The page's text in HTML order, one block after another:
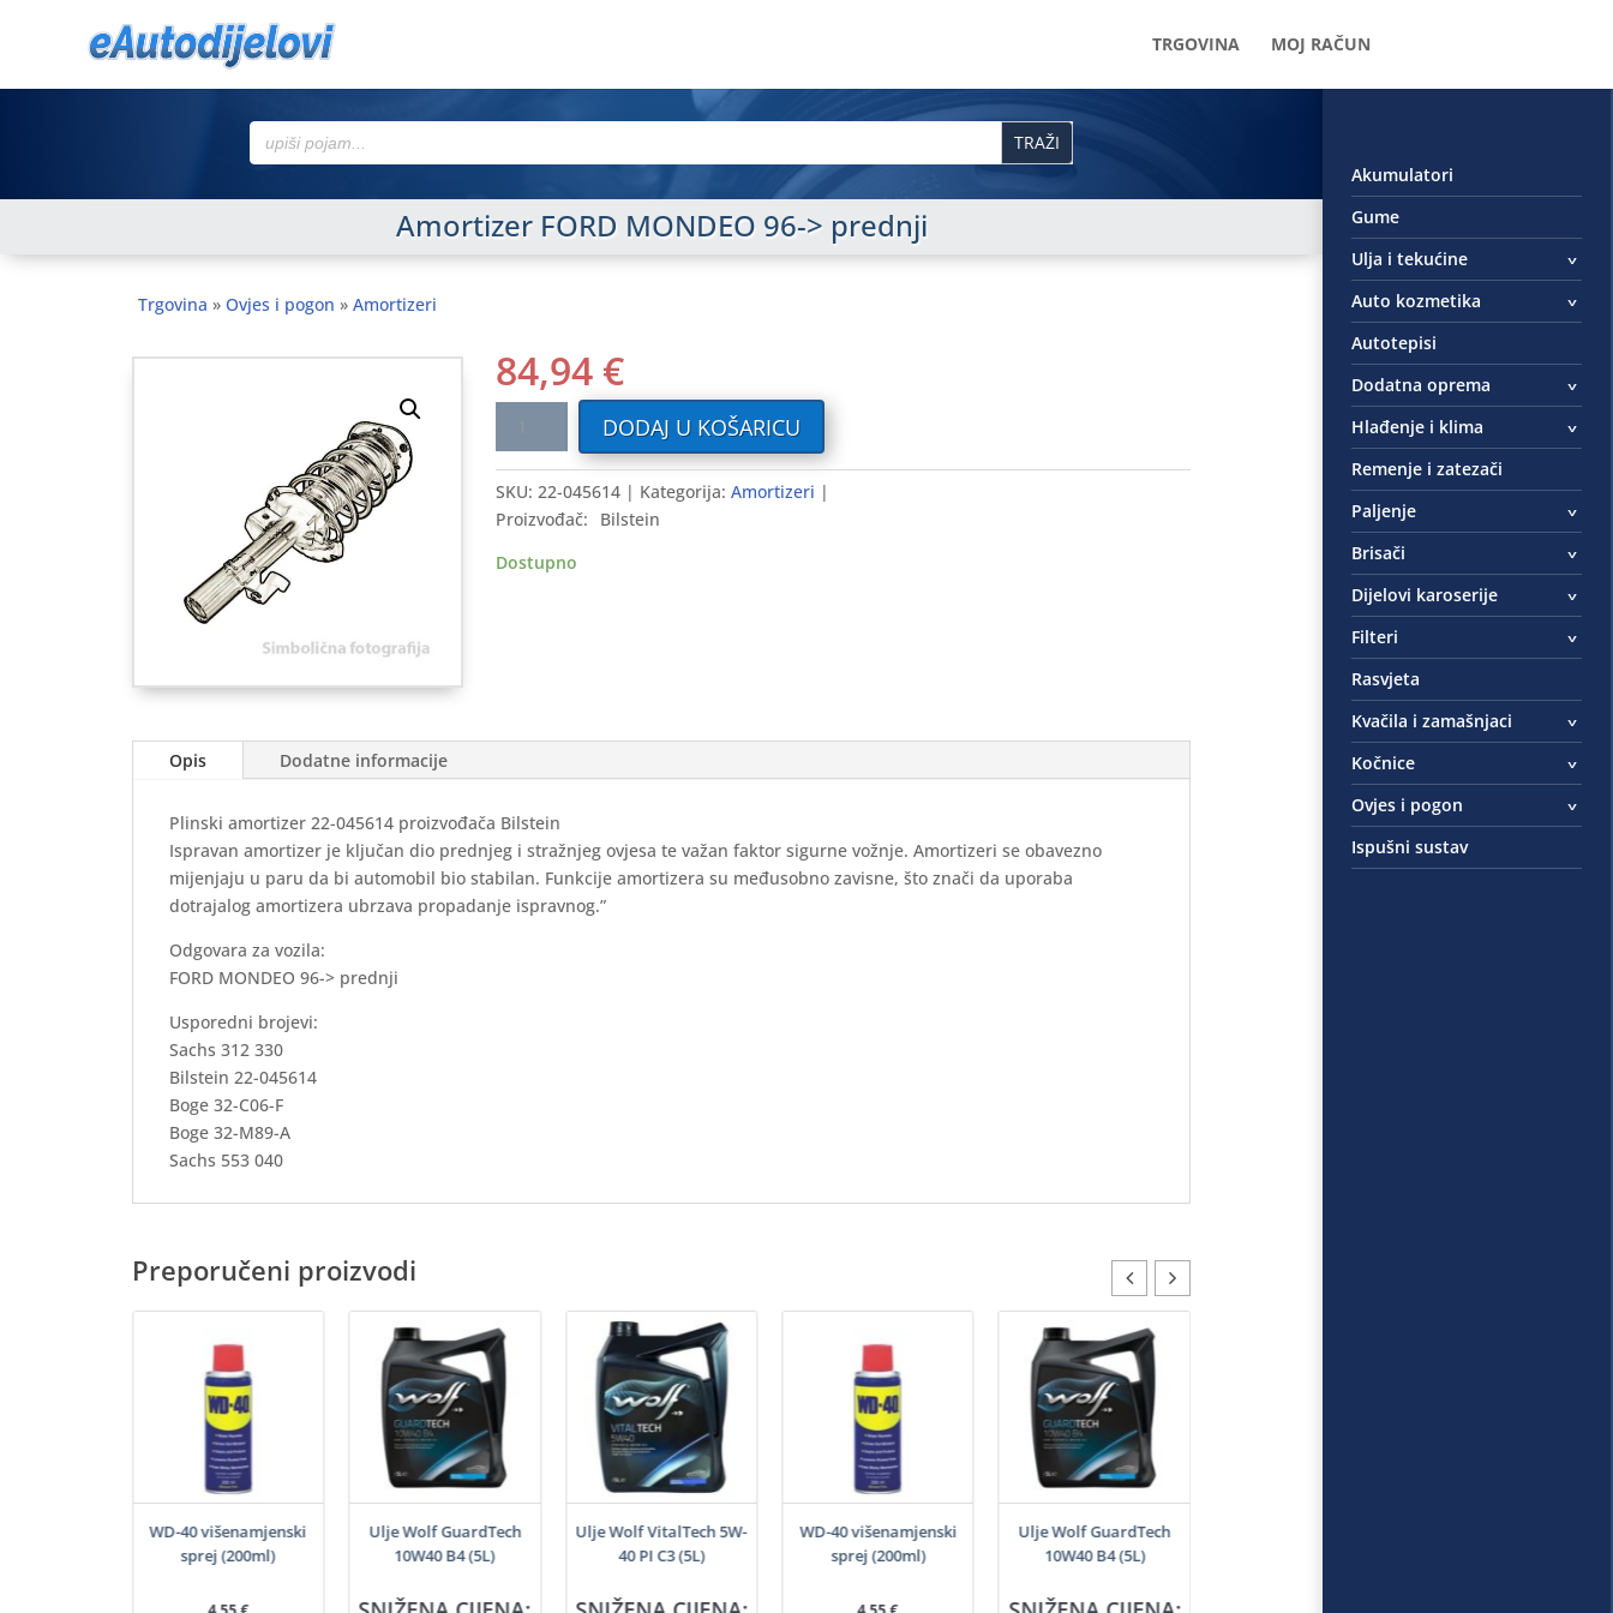
TRGOVINA MOJ RAČUN
Search
for:
Amortizer FORD MONDEO 96-> prednji
Trgovina »Ovjes i pogon »Amortizeri
84,94 €
MONDEO
96-
>
prednji
količina
DODAJ U KOŠARICU
SKU: 22-045614 Kategorija: Amortizeri
Proizvođač:
Bilstein
Dostupno
Opis Dodatne informacije
Plinski amortizer 22-045614 proizvođača Bilstein
Ispravan amortizer je ključan dio prednjeg i stražnjeg ovjesa te važan faktor sigurne vožnje. Amortizeri se obavezno
mijenjaju u paru da bi automobil bio stabilan. Funkcije amortizera su međusobno zavisne, što znači da uporaba
dotrajalog amortizera ubrzava propadanje ispravnog.”
Odgovara za vozila:
FORD MONDEO 96-> prednji
Usporedni brojevi:
Sachs 312 330
Bilstein 22-045614
Boge 32-C06-F
Boge 32-M89-A
Sachs 553 040
Preporučeni proizvodi
WD-40 višenamjenski
sprej (200ml)
Ulje Wolf GuardTech
10W40 B4 (5L)
Ulje Wolf VitalTech 5W-
40 PI C3 (5L)
WD-40 višenamjenski
sprej (200ml)
Ulje Wolf GuardTech
10W40 B4 (5L)
Akumulatori
Gume
Ulja i tekućine
Auto kozmetika
Autotepisi
Dodatna oprema
Hlađenje i klima
Remenje i zatezači
Paljenje
Brisači
Dijelovi karoserije
Filteri
Rasvjeta
Kvačila i zamašnjaci
Kočnice
Ovjes i pogon
Ispušni sustav